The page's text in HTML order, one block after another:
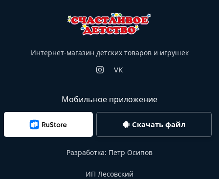
Интернет-магазин детских товаров и игрушек
VK
Мобильное приложение
Скачать файл
Разработка: Петр Осипов
ИП Лесовский